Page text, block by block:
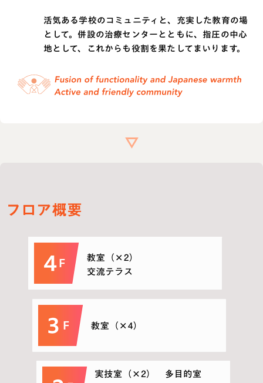
活気ある学校のコミュニティと、充実した教育の場
として。併設の治療センターとともに、指圧の中心
地として、これからも役割を果たしてまいります。
フロア概要